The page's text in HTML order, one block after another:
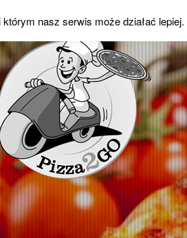
nasz serwis może działać lepiej.